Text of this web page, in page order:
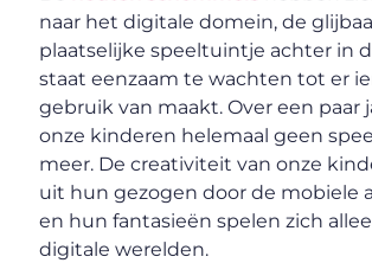
naar het digitale domein, de
plaatselijke speeltuintje achter in
staat eenzaam te wachten tot er
gebruik van maakt. Over een paar
onze kinderen helemaal geen
meer. De creativiteit van onze
uit hun gezogen door de mobiele
en hun fantasieën spelen zich
digitale werelden.